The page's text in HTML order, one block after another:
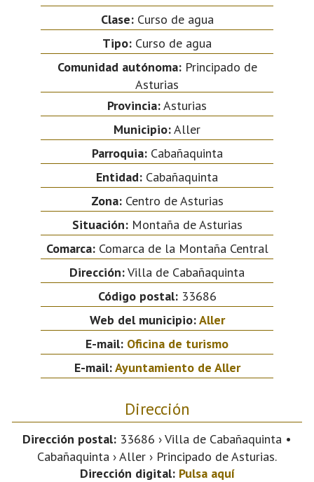
Clase:Curso de agua
Tipo: Curso de agua
Comunidad autónoma:Principado de
Asturias
Provincia:Asturias
Municipio:Aller
Parroquia:Cabañaquinta
Entidad: Cabañaquinta
Zona:Centro de Asturias
Situación:Montaña de Asturias
Comarca:Comarca de la Montaña Central
Dirección:Villa de Cabañaquinta
Código postal:33686
Web del municipio:Aller
E-mail: Oficina de turismo
E-mail:Ayuntamiento de Aller
Dirección
Dirección postal: 33686 › Villa de Cabañaquinta •
Cabañaquinta › Aller › Principado de Asturias.
Dirección digital: Pulsa aquí